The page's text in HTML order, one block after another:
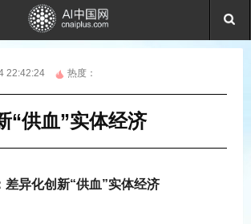
22:42:24 热度：
“供血”实体经济
差异化创新“供血”实体经济